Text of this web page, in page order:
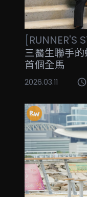
[RUNNER'S
三醫生聯手
首個全馬
2026.03.11